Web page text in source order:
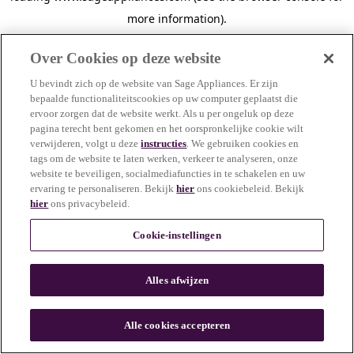
more information).
n
Over Cookies op deze website
U bevindt zich op de website van Sage Appliances. Er zijn
bepaalde functionaliteitscookies op uw computer geplaatst die
ervoor zorgen dat de website werkt. Als u per ongeluk op deze
pagina terecht bent gekomen en het oorspronkelijke cookie wilt
verwijderen, volgt u dezeinstructies. We gebruiken cookies en
tags om de website te laten werken, verkeer te analyseren, onze
website te beveiligen, socialmediafuncties in te schakelen en uw
ervaring te personaliseren. Bekijkhier ons cookiebeleid. Bekijk
hier ons privacybeleid.
Cookie-instellingen
Alles afwijzen
Alle cookies accepteren